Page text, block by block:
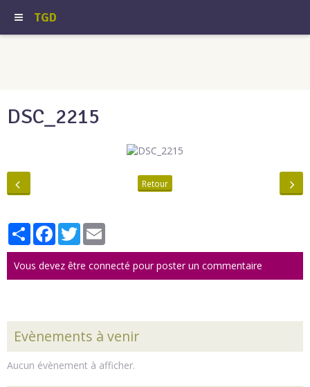
TGD
DSC_2215
Retour
PartagerFacebook
Twitter
Vous devez être connecté pour poster un commentaire
Evènements à venir
Aucun évènement à afficher.